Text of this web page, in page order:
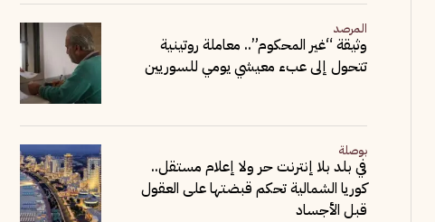
المرصد
وثيقة “غير المحكوم”.. معاملة روتينية
تتحول إلى عبء معيشي يومي للسوريين
بوصلة
في بلد بلا إنترنت حر ولا إعلام مستقل..
كوريا الشمالية تحكم قبضتها على العقول
قبل الأجساد